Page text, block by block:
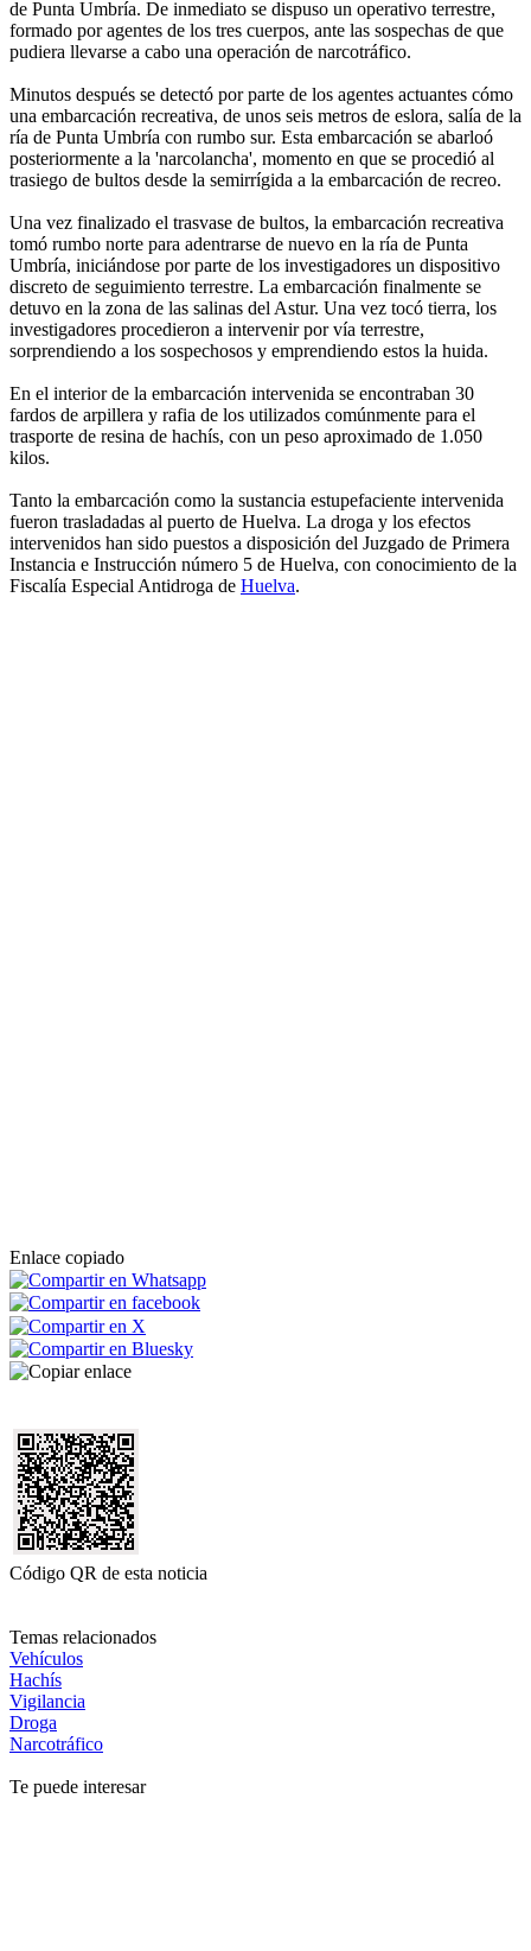
de Punta Umbría. De inmediato se dispuso un operativo terrestre,
formado por agentes de los tres cuerpos, ante las sospechas de que
pudiera llevarse a cabo una operación de narcotráfico.
Minutos después se detectó por parte de los agentes actuantes cómo
una embarcación recreativa, de unos seis metros de eslora, salía de la
ría de Punta Umbría con rumbo sur. Esta embarcación se abarloó
posteriormente a la 'narcolancha', momento en que se procedió al
trasiego de bultos desde la semirrígida a la embarcación de recreo.
Una vez finalizado el trasvase de bultos, la embarcación recreativa
tomó rumbo norte para adentrarse de nuevo en la ría de Punta
Umbría, iniciándose por parte de los investigadores un dispositivo
discreto de seguimiento terrestre. La embarcación finalmente se
detuvo en la zona de las salinas del Astur. Una vez tocó tierra, los
investigadores procedieron a intervenir por vía terrestre,
sorprendiendo a los sospechosos y emprendiendo estos la huida.
En el interior de la embarcación intervenida se encontraban 30
fardos de arpillera y rafia de los utilizados comúnmente para el
trasporte de resina de hachís, con un peso aproximado de 1.050
kilos.
Tanto la embarcación como la sustancia estupefaciente intervenida
fueron trasladadas al puerto de Huelva. La droga y los efectos
intervenidos han sido puestos a disposición del Juzgado de Primera
Instancia e Instrucción número 5 de Huelva, con conocimiento de la
Fiscalía Especial Antidroga de Huelva.
Enlace copiado
Código QR de esta noticia
Temas relacionados
Vehículos
Hachís
Vigilancia
Droga
Narcotráfico
Te puede interesar